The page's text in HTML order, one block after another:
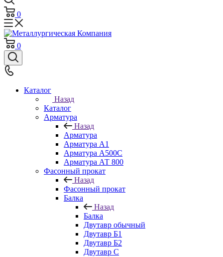
0
0
Каталог
Назад
Каталог
Арматура
Назад
Арматура
Арматура А1
Арматура А500С
Арматура АТ 800
Фасонный прокат
Назад
Фасонный прокат
Балка
Назад
Балка
Двутавр обычный
Двутавр Б1
Двутавр Б2
Двутавр С